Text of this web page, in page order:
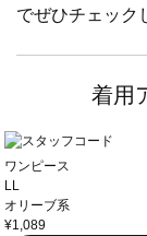
でぜひチェック
着用
ワンピース
LL
オリーブ系
¥1,089